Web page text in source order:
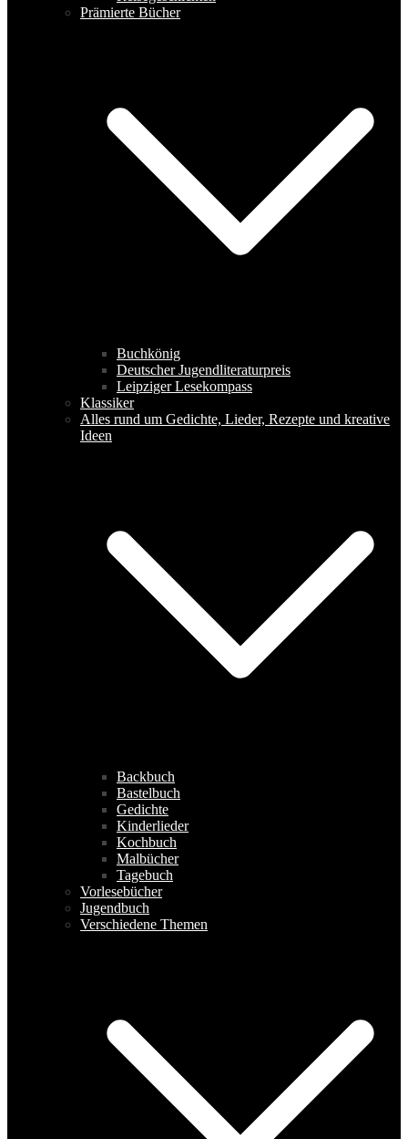
Prämierte Bücher
Buchkönig
Deutscher Jugendliteraturpreis
Leipziger Lesekompass
Klassiker
Alles rund um Gedichte, Lieder, Rezepte und kreative
Ideen
Backbuch
Bastelbuch
Gedichte
Kinderlieder
Kochbuch
Malbücher
Tagebuch
Vorlesebücher
Jugendbuch
Verschiedene Themen